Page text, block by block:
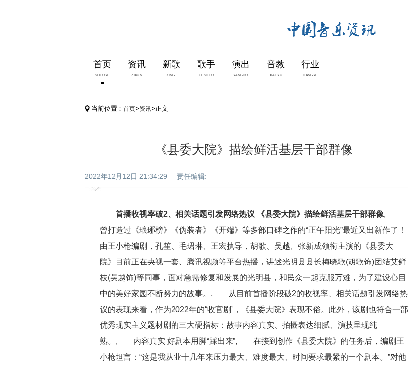
首页
SHOUYE
资讯
ZIXUN
新歌
XINGE
歌手
GESHOU
演出
YANCHU
音教
JIAOYU
行业
HANGYE
当前位置： 首页>资讯>正文
《县委大院》描绘鲜活基层干部群像
2022年12月12日 21:34:29 责任编辑:
首播收视率破2、相关话题引发网络热议 《县委大院》描绘鲜活基层干部群像,
曾打造过《琅琊榜》《伪装者》《开端》等多部口碑之作的“正午阳光”最近又出新作了！
由王小枪编剧，孔笙、毛珺琳、王宏执导，胡歌、吴越、张新成领衔主演的《县委大
院》目前正在央视一套、腾讯视频等平台热播，讲述光明县县长梅晓歌(胡歌饰)团结艾鲜
枝(吴越饰)等同事，面对急需修复和发展的光明县，和民众一起克服万难，为了建设心目
中的美好家园不断努力的故事。, 从目前首播阶段破2的收视率、相关话题引发网络热
议的表现来看，作为2022年的“收官剧”，《县委大院》表现不俗。此外，该剧也符合一部
优秀现实主义题材剧的三大硬指标：故事内容真实、拍摄表达细腻、演技呈现纯
熟。, 内容真实 好剧本用脚“踩出来”, 在接到创作《县委大院》的任务后，编剧王
小枪坦言：“这是我从业十几年来压力最大、难度最大、时间要求最紧的一个剧本。”对他